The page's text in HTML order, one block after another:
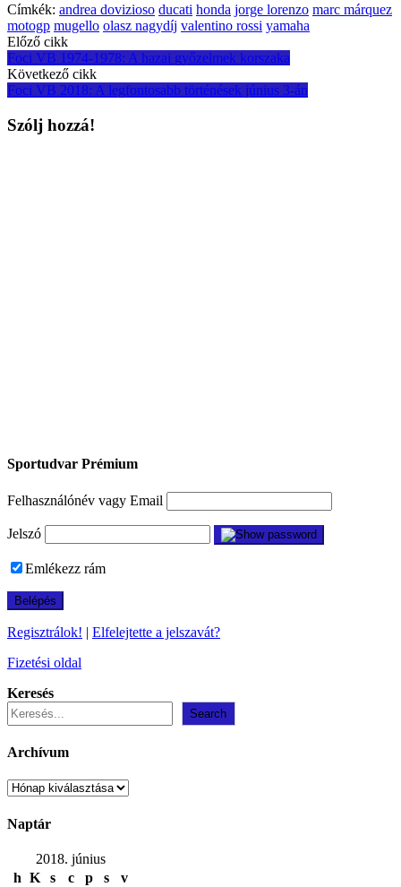
Címkék: andrea dovizioso ducati honda jorge lorenzo marc márquez
motogp mugello olasz nagydíj valentino rossi yamaha
Post
navigation
Előző cikk
Foci VB 1974-1978: A hazai győzelmek korszaka
Következő cikk
Foci VB 2018: A legfontosabb történések június 3-án
Szólj hozzá!
Sportudvar Prémium
Felhasználónév vagy Email
Jelszó
Emlékezz rám
Regisztrálok! | Elfelejtette a jelszavát?
Fizetési oldal
Keresés
Search
Archívum
Archívum
Naptár
2018. június
h K s c p s v